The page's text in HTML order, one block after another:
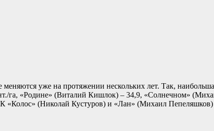
меняются уже на протяжении нескольких лет. Так,
га, «Родине» (Виталий Кишлок) – 34,9, «Солнечном»
«Колос» (Николай Кустуров) и «Лан» (Михаил Пепеляшков)